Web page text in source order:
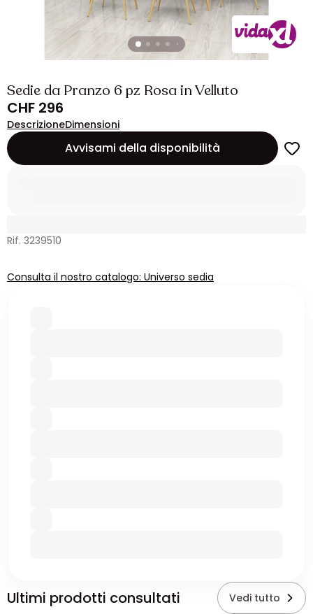
Sedie da Pranzo 6 pz Rosa in Velluto
CHF 296
DescrizioneDimensioni
Avvisami della disponibilità
Rif. 3239510
Consulta il nostro catalogo: Universo sedia
Ultimi prodotti consultati Vedi tutto